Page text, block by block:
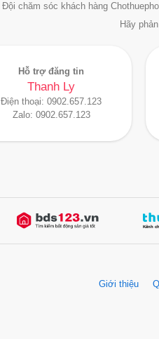
Đội chăm sóc khách hàng
Hãy
Hỗ trợ đăng tin
Thanh Ly
Điện thoại: 0902.657.123
Zalo: 0902.657.123
Giới thiệu